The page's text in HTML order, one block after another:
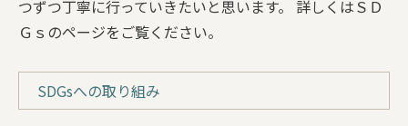
つずつ丁寧に行っていきたいと思います。 詳しくはＳＤ
Ｇｓのページをご覧ください。
SDGsへの取り組み